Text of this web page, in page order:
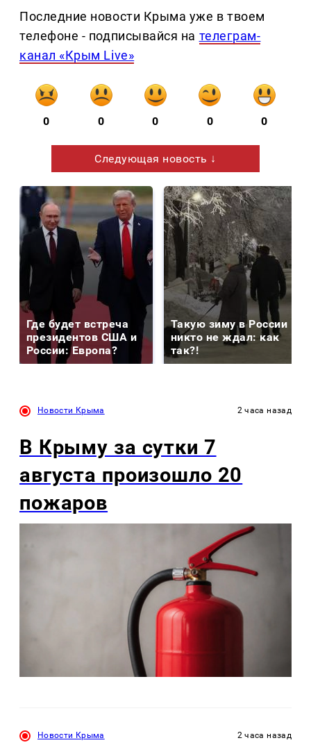
Последние новости Крыма уже в твоем
телефоне - подписывайся на телеграм-
канал «Крым Live»
0 0 0 0 0
Следующая новость ↓
Где будет встреча
президентов США и
России: Европа?
Такую зиму в России
никто не ждал: как
так?!
Новости Крыма 2 часа назад
В Крыму за сутки 7
августа произошло 20
пожаров
Новости Крыма 2 часа назад